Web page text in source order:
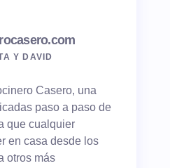
Y DAVID
Casero, una
paso a paso de
que cualquier
en casa desde los
otros más